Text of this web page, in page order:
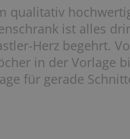
qualitativ
ist alles
Herz begehrt.
in der Vorlage
für gerade